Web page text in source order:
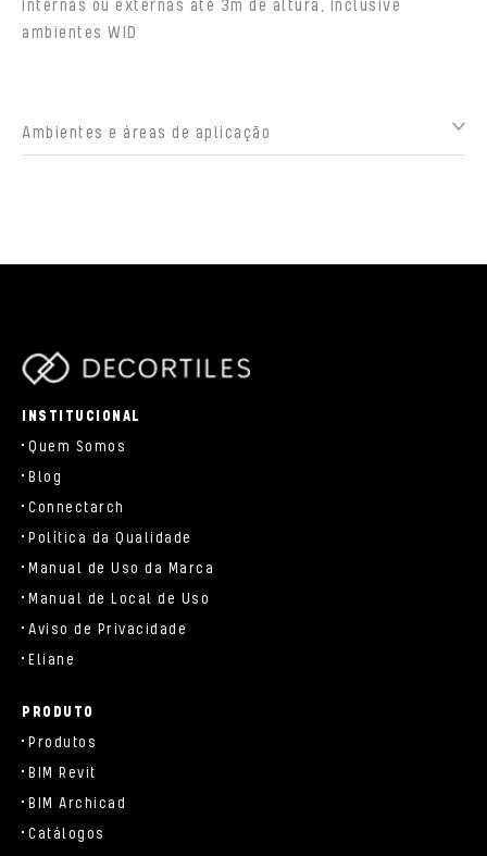
internas ou externas até 3m de altura, inclusive
ambientes WID
Ambientes e áreas de aplicação
INSTITUCIONAL
Quem Somos
Blog
Connectarch
Política da Qualidade
Manual de Uso da Marca
Manual de Local de Uso
Aviso de Privacidade
Eliane
PRODUTO
Produtos
BIM Revit
BIM Archicad
Catálogos